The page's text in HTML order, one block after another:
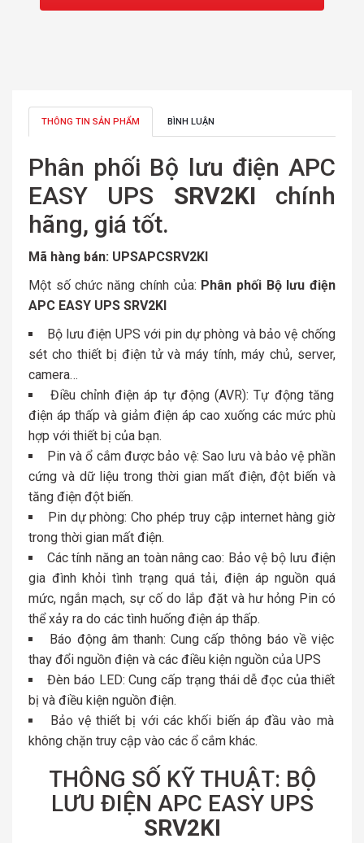
THÔNG TIN SẢN PHẨM BÌNH LUẬN
Phân phối Bộ lưu điện APC
EASY UPS SRV2KI chính
hãng, giá tốt.
Mã hàng bán: UPSAPCSRV2KI
Một số chức năng chính của: Phân phối Bộ lưu điện
APC EASY UPS SRV2KI
Bộ lưu điện UPS với pin dự phòng và bảo vệ chống
sét cho thiết bị điện tử và máy tính, máy chủ, server,
camera…
Điều chỉnh điện áp tự động (AVR): Tự động tăng
điện áp thấp và giảm điện áp cao xuống các mức phù
hợp với thiết bị của bạn.
Pin và ổ cắm được bảo vệ: Sao lưu và bảo vệ phần
cứng và dữ liệu trong thời gian mất điện, đột biến và
tăng điện đột biến.
Pin dự phòng: Cho phép truy cập internet hàng giờ
trong thời gian mất điện.
Các tính năng an toàn nâng cao: Bảo vệ bộ lưu điện
gia đình khỏi tình trạng quá tải, điện áp nguồn quá
mức, ngắn mạch, sự cố do lắp đặt và hư hỏng Pin có
thể xảy ra do các tình huống điện áp thấp.
Báo động âm thanh: Cung cấp thông báo về việc
thay đổi nguồn điện và các điều kiện nguồn của UPS
Đèn báo LED: Cung cấp trạng thái dễ đọc của thiết
bị và điều kiện nguồn điện.
Bảo vệ thiết bị với các khối biến áp đầu vào mà
không chặn truy cập vào các ổ cắm khác.
THÔNG SỐ KỸ THUẬT: BỘ
LƯU ĐIỆN APC EASY UPS
SRV2KI